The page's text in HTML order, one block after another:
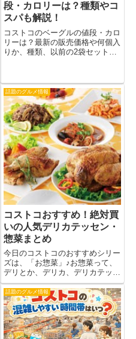
段・カロリーは？種類やコ
スパも解説！
コストコのベーグルの値段・カロ
リーは？最新の販売価格や何個入
りか、種類、以前の2袋セットと
話題のグルメ情報
コストコおすすめ！絶対買
いの人気デリカテッセン・
惣菜まとめ
今日のコストコのおすすめシリー
ズは、「お惣菜」♪お惣菜って、
デリとか、デリカ、デリカテッセ
ンとも言いますが、私にはお惣菜
ってのが一番ピンときます。＾＾
ま、それはいいとして、お惣菜で
一番人気は何と言っても、「プル
コギビーフ」ですね。＾＾最近
は...
話題のグルメ情報